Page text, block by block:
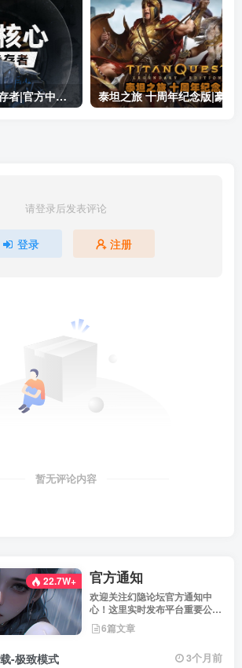
末日核心 机甲幸存者|官方中文|Build.19601158|解压即撸|
请登录后发表评论
登录 注册
暂无评论内容
22.7W+ 官方通知
欢迎关注幻隐论坛官方通知中
心！这里实时发布平台重要公
告、活动规则、功能更新、安全
提醒及用户权益说明，确保每位
们坚持公开透明，通过权威通知
6篇文章
-极致模式 3个月前